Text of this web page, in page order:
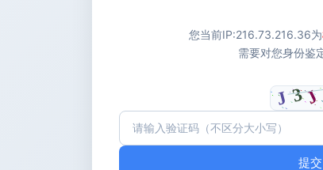
您当前IP:216.73.216.36为
需要对您身份鉴
提交